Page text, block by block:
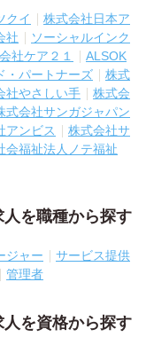
クイ
株式会社日本ア
社
ソーシャルインク
社ケア２１
ALSOK
・パートナーズ
株式
社やさしい手
株式会
式会社サンガジャパン
アンビス
株式会社サ
会福祉法人ノテ福祉
を職種から探す
ジャー
サービス提供
管理者
を資格から探す